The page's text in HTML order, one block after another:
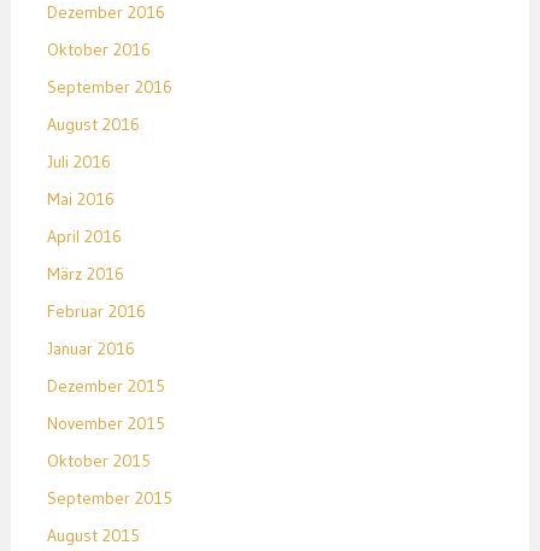
Dezember 2016
Oktober 2016
September 2016
August 2016
Juli 2016
Mai 2016
April 2016
März 2016
Februar 2016
Januar 2016
Dezember 2015
November 2015
Oktober 2015
September 2015
August 2015